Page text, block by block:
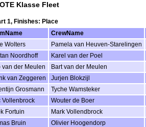
Klasse Fleet
1, Finishes: Place
CrewName
Wolters Pamela van Heuven-Starelingen
Noordhoff Karel van der Poel
van der Meulen Bart van der Meulen
van Zeggeren Jurjen Blokzijl
Grosmann Tyche Wamsteker
Vollenbrock Wouter de Boer
Fortuin Mark Vollendbrock
Bruin Olivier Hoogendorp